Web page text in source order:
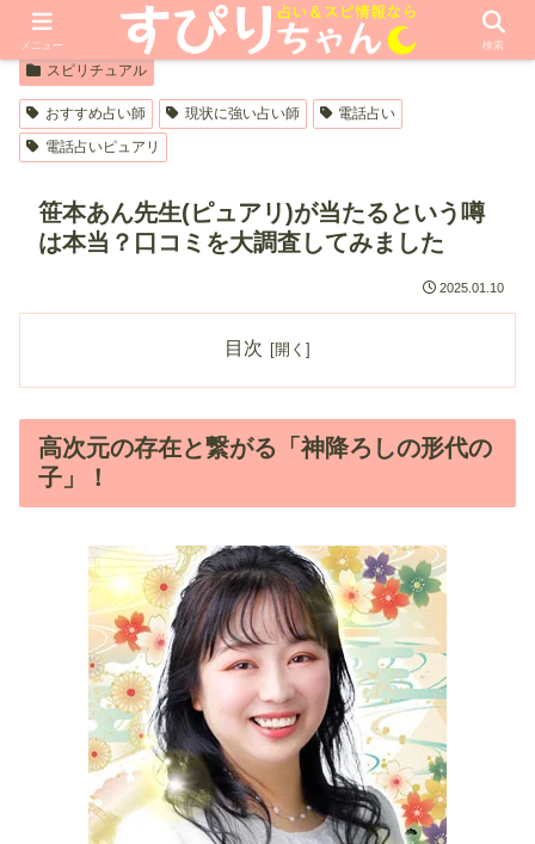
【PR】本ページはプロモーションが含まれています
スピリチュアル
おすすめ占い師 現状に強い占い師
電話占い
電話占いピュアリ
笹本あん先生(ピュアリ)が当たるという噂
は本当？口コミを大調査してみました
2025.01.10
目次
高次元の存在と繋がる「神降ろしの形代の
子」！
メニュー 検索